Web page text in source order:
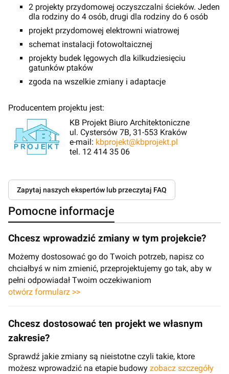
2 projekty przydomowej oczyszczalni ścieków. Jeden
dla rodziny do 4 osób, drugi dla rodziny do 6 osób
projekt przydomowej elektrowni wiatrowej
schemat instalacji fotowoltaicznej
projekty budek lęgowych dla kilkudziesięciu
gatunków ptaków
zgoda na wszelkie zmiany i adaptacje
Producentem projektu jest:
KB Projekt Biuro Architektoniczne
ul. Cystersów 7B, 31-553 Kraków
e-mail: kbprojekt@kbprojekt.pl
tel. 12 414 35 06
Zapytaj naszych ekspertów lub przeczytaj FAQ
Pomocne informacje
Chcesz wprowadzić zmiany w tym projekcie?
Możemy dostosować go do Twoich potrzeb, napisz co
chciałbyś w nim zmienić, przeprojektujemy go tak, aby w
pełni odpowiadał Twoim oczekiwaniom
otwórz formularz >>
Chcesz dostosować ten projekt we własnym
zakresie?
Sprawdź jakie zmiany są nieistotne czyli takie, ktore
możesz wprowadzić na etapie budowy zobacz szczegóły